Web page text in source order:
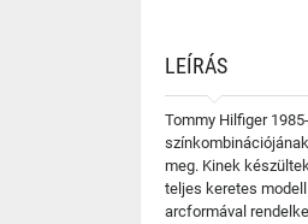
LEÍRÁS
Tommy Hilfiger
meg. Kinek
teljes keretes
arcformával